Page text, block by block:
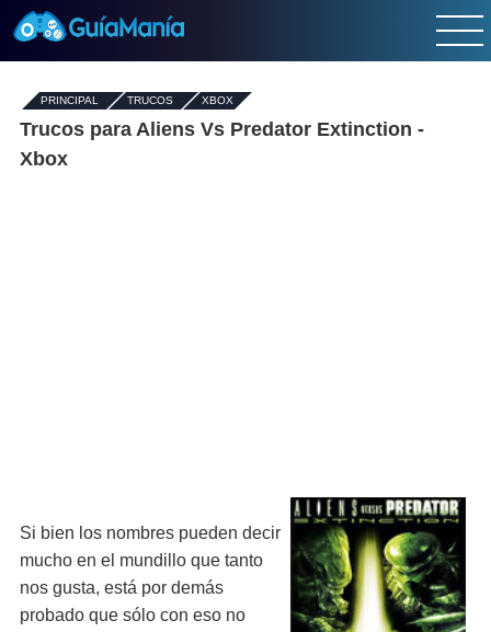
PRINCIPAL - TRUCOS- XBOX
Trucos para Aliens Vs Predator Extinction -
Xbox
Si bien los nombres pueden decir
mucho en el mundillo que tanto
nos gusta, está por demás
probado que sólo con eso no